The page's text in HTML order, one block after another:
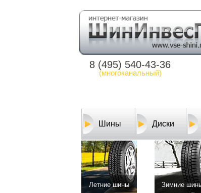
8 (495) 540-43-36
(многоканальный)
Шины Диски
Летние шины Зимние